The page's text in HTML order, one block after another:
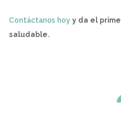
Contáctanos hoy y da el
saludable.